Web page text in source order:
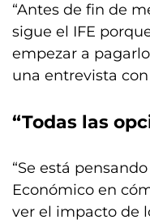
“Antes de fin de
sigue el IFE
empezar a
una entrevista
“Todas las
“Se está
Económico en
ver el impacto de